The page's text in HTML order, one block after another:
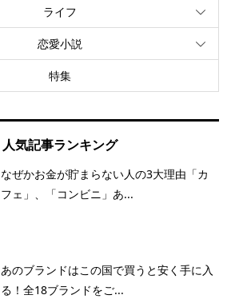
ライフ
恋愛小説
特集
人気記事ランキング
なぜかお金が貯まらない人の3大理由「カ
フェ」、「コンビニ」あ...
あのブランドはこの国で買うと安く手に入
る！全18ブランドをご...